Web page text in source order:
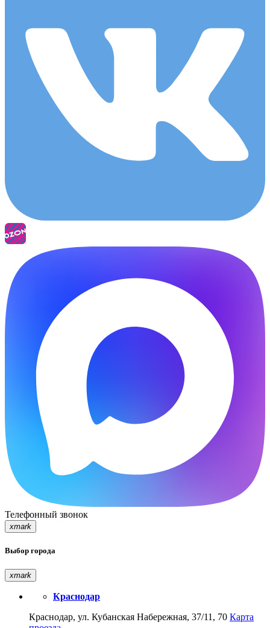
Телефонный звонок
xmark
Выбор города
xmark
Краснодар
Краснодар, ул. Кубанская Набережная, 37/11, 70 Карта